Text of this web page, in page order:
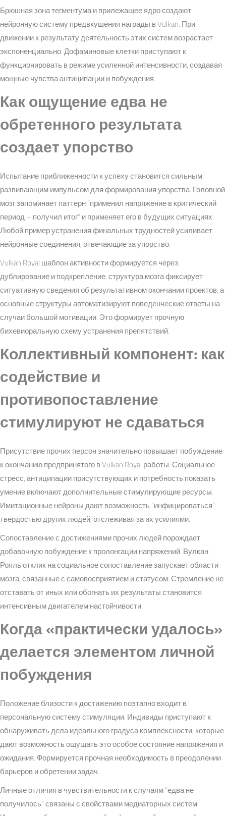
Брюшная зона тегментума и прилежащее ядро создают
нейронную систему предвкушения награды в Vulkan. При
движении к результату деятельность этих систем возрастает
экспоненциально. Дофаминовые клетки приступают к
функционировать в режиме усиленной интенсивности, создавая
мощные чувства антиципации и побуждения.
Как ощущение едва не
обретенного результата
создает упорство
Испытание приближенности к успеху становится сильным
развивающим импульсом для формирования упорства. Головной
мозг запоминает паттерн “применил напряжение в критический
период – получил итог” и применяет его в будущих ситуациях.
Любой пример устранения финальных трудностей усиливает
нейронные соединения, отвечающие за упорство.
Vulkan Royal шаблон активности формируется через
дублирование и подкрепление. структура мозга фиксирует
ситуативную сведения об результативном окончании проектов, а
основные структуры автоматизируют поведенческие ответы на
случаи большой мотивации. Это формирует прочную
бихевиоральную схему устранения препятствий.
Коллективный компонент: как
содействие и
противопоставление
стимулируют не сдаваться
Присутствие прочих персон значительно повышает побуждение
к окончанию предпринятого в Vulkan Royal работы. Социальное
стресс, антиципации присутствующих и потребность показать
умение включают дополнительные стимулирующие ресурсы.
Имитационные нейроны дают возможность “инфицироваться”
твердостью других людей, отслеживая за их усилиями.
Сопоставление с достижениями прочих людей порождает
добавочную побуждение к пролонгации напряжений. Вулкан
Рояль отклик на социальное сопоставление запускает области
мозга, связанные с самовосприятием и статусом. Стремление не
отставать от иных или обогнать их результаты становится
интенсивным двигателем настойчивости.
Когда «практически удалось»
делается элементом личной
побуждения
Положение близости к достижению поэтапно входит в
персональную систему стимуляции. Индивиды приступают к
обнаруживать дела идеального градуса комплексности, которые
дают возможность ощущать это особое состояние напряжения и
ожидания. Формируется прочная необходимость в преодолении
барьеров и обретении задач.
Личные отличия в чувствительности к случаям “едва не
получилось” связаны с свойствами медиаторных систем.